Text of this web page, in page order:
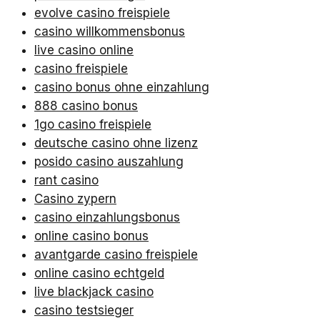
evolve casino freispiele
casino willkommensbonus
live casino online
casino freispiele
casino bonus ohne einzahlung
888 casino bonus
1go casino freispiele
deutsche casino ohne lizenz
posido casino auszahlung
rant casino
Casino zypern
casino einzahlungsbonus
online casino bonus
avantgarde casino freispiele
online casino echtgeld
live blackjack casino
casino testsieger